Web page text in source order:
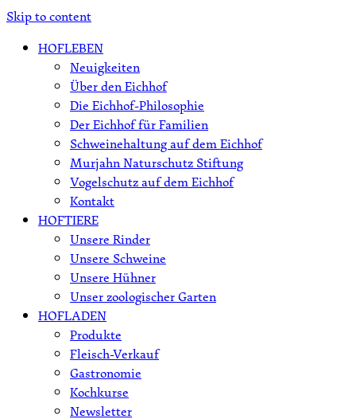
Skip to content
HOFLEBEN
Neuigkeiten
Über den Eichhof
Die Eichhof-Philosophie
Der Eichhof für Familien
Schweinehaltung auf dem Eichhof
Murjahn Naturschutz Stiftung
Vogelschutz auf dem Eichhof
Kontakt
HOFTIERE
Unsere Rinder
Unsere Schweine
Unsere Hühner
Unser zoologischer Garten
HOFLADEN
Produkte
Fleisch-Verkauf
Gastronomie
Kochkurse
Newsletter